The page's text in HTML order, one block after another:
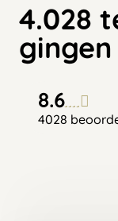
4.028
gingen
8.6
4028